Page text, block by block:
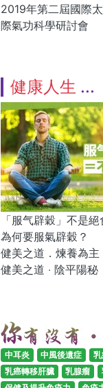
2019年第二屆國際
際氣功科學研討會
健康人生
「服气辟穀」不是絕
為何要服氣辟穀？
健美之道．煉養為主
健美之道 ‧ 陰平陽秘
中耳炎 中風後遺症
乳癌轉移肝臟
乳腺瘤